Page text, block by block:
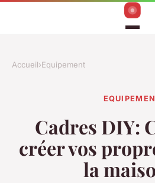
Accueil›Equipement
Cadres DIY:
créer vos
la